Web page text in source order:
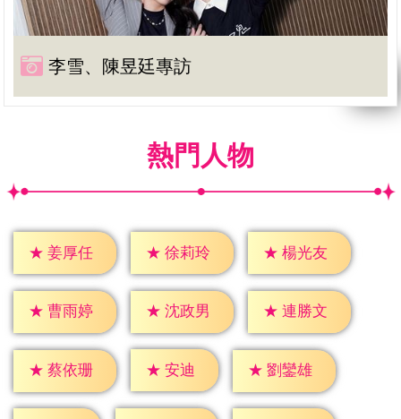
李雪、陳昱廷專訪
熱門人物
★ 姜厚任 ★ 徐莉玲 ★ 楊光友
★ 曹雨婷 ★ 沈政男 ★ 連勝文
★ 蔡依珊 ★ 安迪 ★ 劉鑾雄